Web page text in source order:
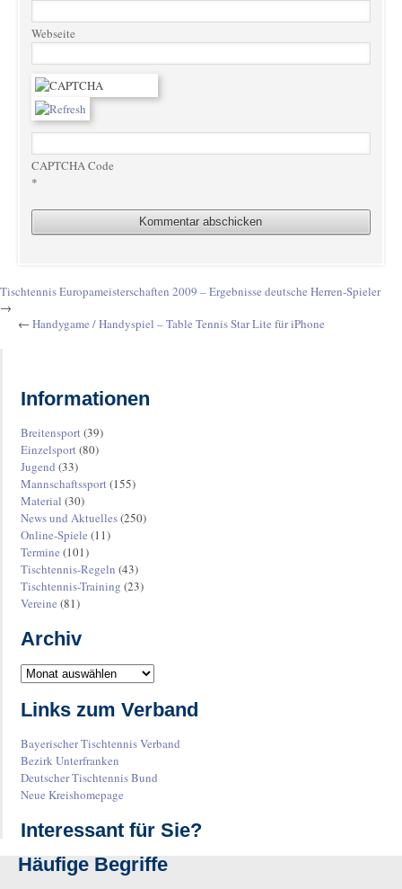
Webseite
CAPTCHA Code
*
Tischtennis Europameisterschaften 2009 – Ergebnisse deutsche Herren-Spieler
→
← Handygame / Handyspiel – Table Tennis Star Lite für iPhone
Informationen
Breitensport(39)
Einzelsport(80)
Jugend (33)
Mannschaftssport(155)
Material (30)
News und Aktuelles(250)
Online-Spiele (11)
Termine (101)
Tischtennis-Regeln (43)
Tischtennis-Training (23)
Vereine (81)
Archiv
Links zum Verband
Bayerischer Tischtennis Verband
Bezirk Unterfranken
Deutscher Tischtennis Bund
Neue Kreishomepage
Interessant für Sie?
Häufige Begriffe